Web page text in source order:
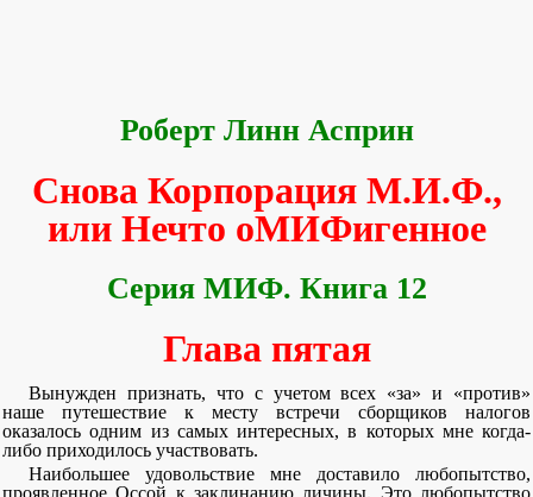
Роберт Линн Асприн
Снова Корпорация М.И.Ф.,
или Нечто оМИФигенное
Серия МИФ. Книга 12
Глава пятая
Вынужден признать, что с учетом всех «за» и «против»
наше путешествие к месту встречи сборщиков налогов
оказалось одним из самых интересных, в которых мне когда-
либо приходилось участвовать.
Наибольшее удовольствие мне доставило любопытство,
проявленное Оссой к заклинанию личины. Это любопытство